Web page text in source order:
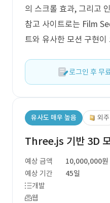
의 스크롤 효과, 그리고
참고 사이트로는 Film
트와 유사한 모션 구현이
로그인 후 무
유사도 매우 높음 외주
Three.js 기반 3D
예상 금액
10,000,000원
예상 기간
45일
개발
웹